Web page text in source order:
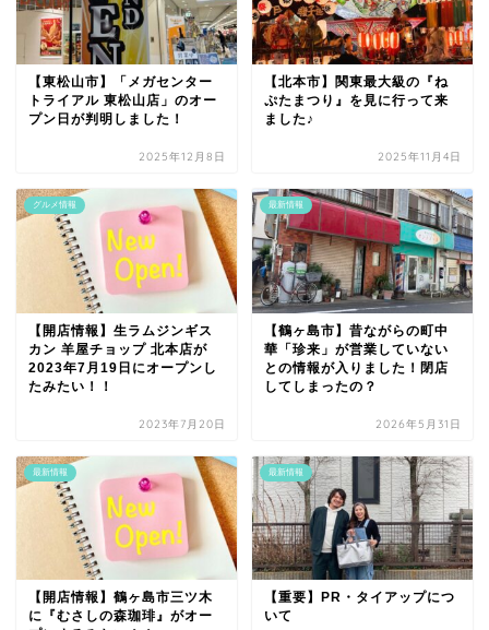
【東松山市】「メガセンター
トライアル 東松山店」のオー
プン日が判明しました！
2025年12月8日
【北本市】関東最大級の『ね
ぷたまつり』を見に行って来
ました♪
2025年11月4日
グルメ情報
【開店情報】生ラムジンギス
カン 羊屋チョップ 北本店が
2023年7月19日にオープンし
たみたい！！
2023年7月20日
最新情報
【鶴ヶ島市】昔ながらの町中
華「珍来」が営業していない
との情報が入りました！閉店
してしまったの？
2026年5月31日
最新情報
【開店情報】鶴ヶ島市三ツ木
に『むさしの森珈琲』がオー
最新情報
【重要】PR・タイアップにつ
いて